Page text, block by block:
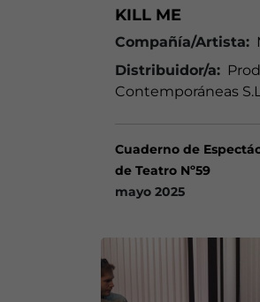
KILL ME
Compañía/Artista:
Distribuidor/a:
Contemporáneas
Cuaderno de
de Teatro Nº59
mayo 2025